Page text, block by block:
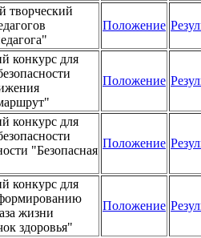
творческий
Положение
конкурс для
Положение
конкурс для
"Безопасная
Положение
конкурс для
жизни
здоровья"
Положение